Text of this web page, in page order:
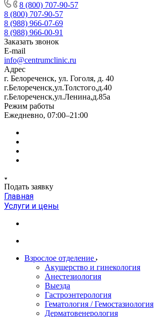
8 (800) 707-90-57
8 (800) 707-90-57
8 (988) 966-07-69
8 (988) 966-00-91
Заказать звонок
E-mail
info@centrumclinic.ru
Адрес
г. Белореченск, ул. Гоголя, д. 40
г.Белореченск,ул.Толстого,д.40
г.Белореченск,ул.Ленина,д.85а
Режим работы
Ежедневно, 07:00–21:00
Подать заявку
Главная
Услуги и цены
Взрослое отделение
Акушерство и гинекология
Анестезиология
Выезда
Гастроэнтерология
Гематология / Гемостазиология
Дерматовенерология